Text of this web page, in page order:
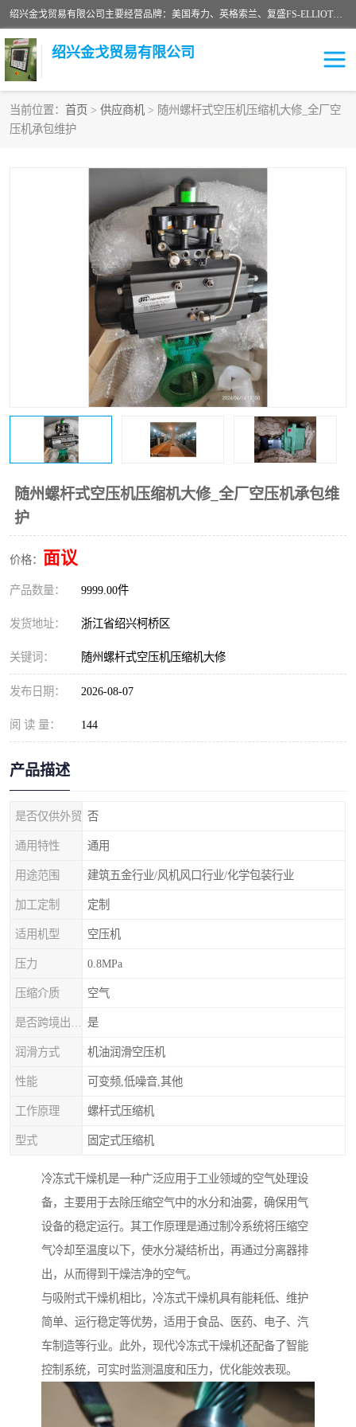
绍兴金戈贸易有限公司主要经营品牌：美国寿力、英格索兰、复盛FS-ELLIOTT，库伯COOPER、阿特拉斯等品牌空压机及配件销售；承接全厂空气压缩机管理、维护保养；节能改造；气体干燥机销售、维护、维修、保养。销售各种品牌空压机空气滤芯、油滤芯、油气分离器；精密过滤器滤芯；除油雾滤芯；抽真空滤芯，消音器，疏水器。劳务承接：全厂空压机维修保养工程，安装工程；移机或汰换工程；节能改造工程等。
绍兴金戈贸易有限公司
当前位置： 首页 > 供应商机 > 随州螺杆式空压机压缩机大修_全厂空
压机承包维护
随州螺杆式空压机压缩机大修_全厂空压机承包维
护
价格： 面议
产品数量： 9999.00件
发货地址： 浙江省绍兴柯桥区
关键词： 随州螺杆式空压机压缩机大修
发布日期： 2026-08-07
阅 读 量： 144
产品描述
是否仅供外贸 否
通用特性 通用
用途范围 建筑五金行业/风机风口行业/化学包装行业
加工定制 定制
适用机型 空压机
压力 0.8MPa
压缩介质 空气
是
润滑方式 机油润滑空压机
性能 可变频,低噪音,其他
工作原理 螺杆式压缩机
型式 固定式压缩机
冷冻式干燥机是一种广泛应用于工业领域的空气处理设
备，主要用于去除压缩空气中的水分和油雾，确保用气
设备的稳定运行。其工作原理是通过制冷系统将压缩空
气冷却至温度以下，使水分凝结析出，再通过分离器排
出，从而得到干燥洁净的空气。
与吸附式干燥机相比，冷冻式干燥机具有能耗低、维护
简单、运行稳定等优势，适用于食品、医药、电子、汽
车制造等行业。此外，现代冷冻式干燥机还配备了智能
控制系统，可实时监测温度和压力，优化能效表现。
二手空压机
英格索兰配件
闽台富源特种陶瓷
美国寿力空压机零部件 英格索兰离心机空滤芯
英格索兰COOPER离心机 库伯卡麦隆离心机零件
微电脑控制器 离心式压缩机高速转子组
复盛离心机零件 中冷耐高温气侧密封胶垫
空气过滤器 阿特拉斯
冷却器 复盛FS-elliott离心机零件
CAMERON空压机维修 CAMERON空压机显示屏